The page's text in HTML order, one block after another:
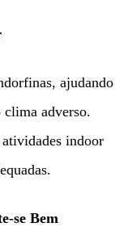
ajudando
clima adverso.
indoor
se Bem